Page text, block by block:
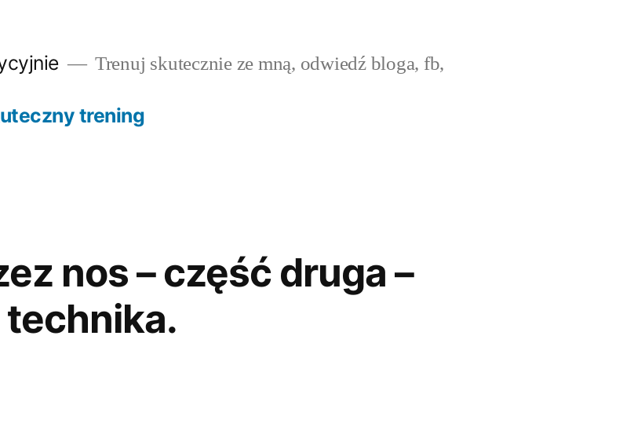
Trenuj skutecznie ze mną, odwiedź bloga, fb,
trening
nos – część druga –